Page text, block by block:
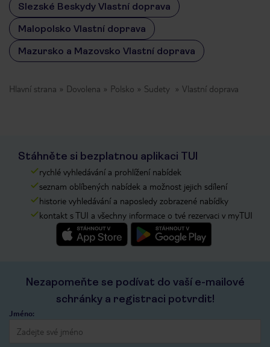
Slezské Beskydy Vlastní doprava
Malopolsko Vlastní doprava
Mazursko a Mazovsko Vlastní doprava
Hlavní strana Dovolena Polsko Sudety Vlastní doprava
Stáhněte si bezplatnou aplikaci TUI
rychlé vyhledávání a prohlížení nabídek
seznam oblíbených nabídek a možnost jejich sdílení
historie vyhledávání a naposledy zobrazené nabídky
kontakt s TUI a všechny informace o tvé rezervaci v myTUI
Nezapomeňte se podívat do vaší e-mailové
schránky a registraci potvrdit!
Jméno: